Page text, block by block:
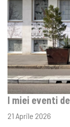
I miei eventi
21 Aprile 2026